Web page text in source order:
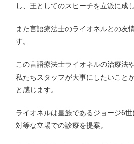
し、王としてのスピーチを立派に成
また言語療法士のライオネルとの友
す。
この言語療法士ライオネルの治療法
私たちスタッフが大事にしたいこと
と感じます。
ライオネルは皇族であるジョージ6世
対等な立場での診療を提案。